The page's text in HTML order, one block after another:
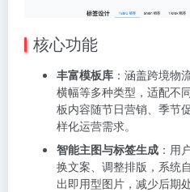
核心功能
丰富模板库 ：涵盖跨境物
横幅等多种类型，适配不
板内容随节日营销、季节
样化运营需求。
智能主图与标签生成 ：用
换文案、调整排版，系统
出即用型图片，减少后期